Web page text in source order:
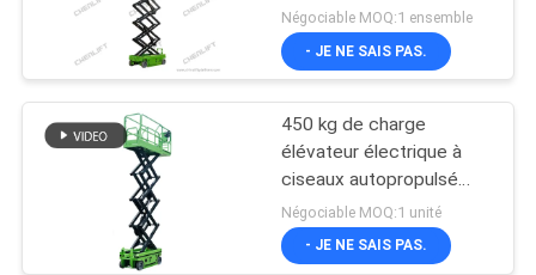
hauteur avec capacité
de charge de 230 kg
Négociable MOQ:1 ensemble
- JE NE SAIS PAS.
450 kg de charge
élévateur électrique à
ciseaux autopropulsé
avec CE
Négociable MOQ:1 unité
- JE NE SAIS PAS.